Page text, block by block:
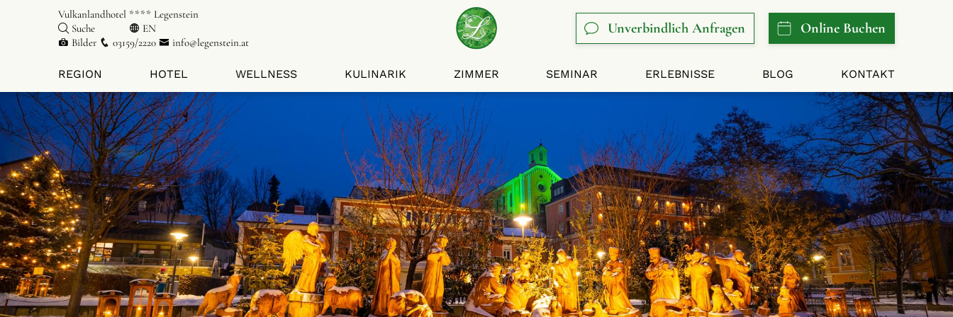
Vulkanlandhotel **** Legenstein
Suche
EN
Bilder
03159/2220 info@legenstein.at
Unverbindlich Anfragen Online Buchen
REGION HOTEL WELLNESS KULINARIK ZIMMER SEMINAR ERLEBNISSE BLOG KONTAKT